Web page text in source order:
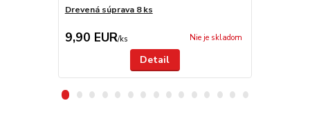
Drevená súprava 8 ks
9,90 EUR/ks Nie je skladom
Detail